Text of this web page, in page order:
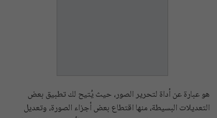
هو عبارة عن أداة لتحرير الصور، حيث يُتيح لك تطبيق بعض
التعديلات البسيطة، منها اقتطاع بعض أجزاء الصورة، وتعديل